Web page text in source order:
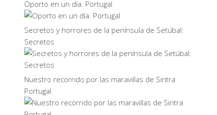
Oporto en un día. Portugal
Secretos y horrores de la península de Setúbal:
Secretos
Nuestro recorrido por las maravillas de Sintra
Portugal